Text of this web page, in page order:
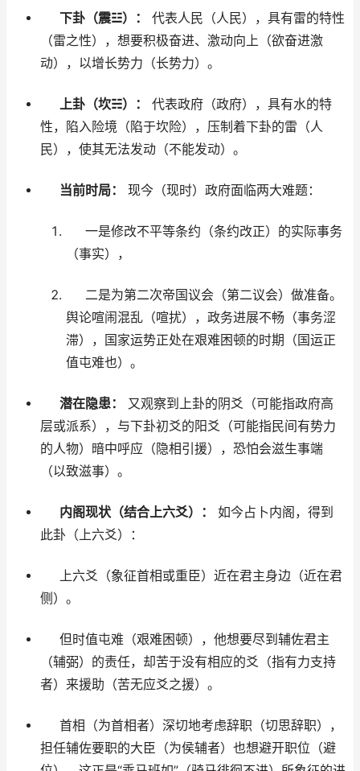
下卦（震☳）：
代表人民（人民），具有雷的特性
（雷之性），想要积极奋进、激动向上（欲奋进激
动），以增长势力（长势力）。
上卦（坎☵）：
代表政府（政府），具有水的特
性，陷入险境（陷于坎险），压制着下卦的雷（人
民），使其无法发动（不能发动）。
当前时局： 现今（现时）政府面临两大难题：
一是修改不平等条约（条约改正）的实际事务
（事实），
二是为第二次帝国议会（第二议会）做准备。
舆论喧闹混乱（喧扰），政务进展不畅（事务涩
滞），国家运势正处在艰难困顿的时期（国运正
值屯难也）。
潜在隐患：
又观察到上卦的阴爻（可能指政府高
层或派系），与下卦初爻的阳爻（可能指民间有势力
的人物）暗中呼应（隐相引援），恐怕会滋生事端
（以致滋事）。
内阁现状（结合上六爻）：
如今占卜内阁，得到
此卦（上六爻）：
上六爻（象征首相或重臣）近在君主身边（近在君
侧）。
但时值屯难（艰难困顿），他想要尽到辅佐君主
（辅弼）的责任，却苦于没有相应的爻（指有力支持
者）来援助（苦无应爻之援）。
首相（为首相者）深切地考虑辞职（切思辞职），
担任辅佐要职的大臣（为侯辅者）也想避开职位（避